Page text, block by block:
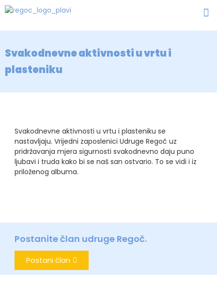
Svakodnevne aktivnosti u vrtu i
plasteniku
Svakodnevne aktivnosti u vrtu i plasteniku se
nastavljaju. Vrijedni zaposlenici Udruge Regoč uz
pridržavanja mjera sigurnosti svakodnevno daju puno
ljubavi i truda kako bi se naš san ostvario. To se vidi i iz
priloženog albuma.
Postanite član udruge Regoč.
Postani član